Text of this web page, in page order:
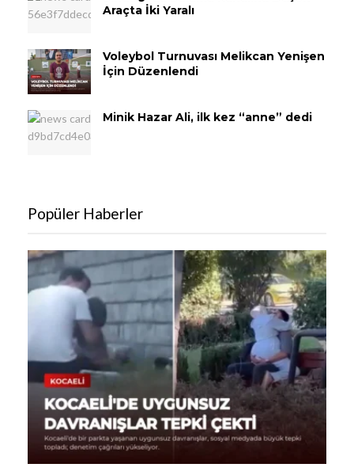
Araçta İki Yaralı
Voleybol Turnuvası Melikcan Yenişen
İçin Düzenlendi
Minik Hazar Ali, ilk kez “anne” dedi
Popüler Haberler